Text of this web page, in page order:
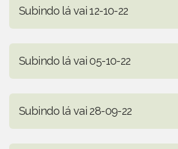
Subindo lá vai 12-10-22
Subindo lá vai 05-10-22
Subindo lá vai 28-09-22